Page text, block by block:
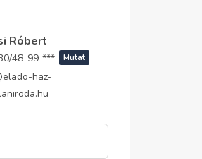
Róbert
48-99-*** Mutat
haz-